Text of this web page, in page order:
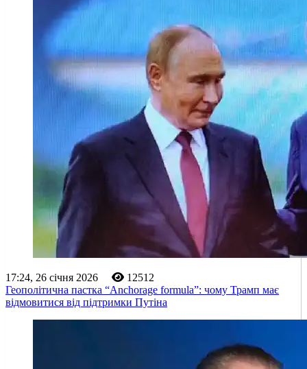
17:24, 26 січня 2026
12512
Геополітична пастка “Anchorage formula”: чому Трамп має
відмовитися від підтримки Путіна